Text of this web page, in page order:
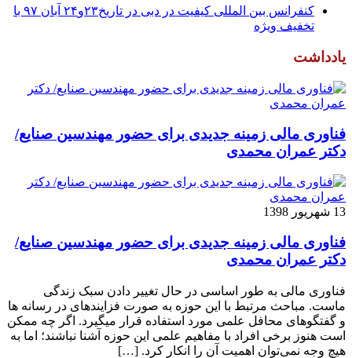
کنفرانس بین المللی کیفیت در دبی در تاریخ۲۳و۲۴ آبان ۹۷ با
تخفیف ویژه
یادداشت
فناوری مالی زمینه جدیدی برای حضور مهندسین صنایع/
دکتر عمران محمدی
13 شهریور 1398
فناوری مالی زمینه جدیدی برای حضور مهندسین صنایع/
دکتر عمران محمدی
فناوری مالی به طور اساسی در حال تغییر دادن سبک زندگی
ماست. مباحث مرتبط با این حوزه به صورت فزاینده­ای در رسانه­ ها
و گفتگوهای محافل علمی مورد استفاده قرار می­گیرد. اگر چه ممکن
است هنوز برخی افراد با مفاهیم علمی این حوزه آشنا نباشند؛ اما به
هیچ وجه نمی‌توان اهمیت آن را انکار کرد. […]